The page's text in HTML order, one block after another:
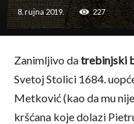
8. rujna 2019. 227
Zanimljivo datrebinjski
Svetoj Stolici 1684.
Metković (kao da mu
kršćana koje dolazi